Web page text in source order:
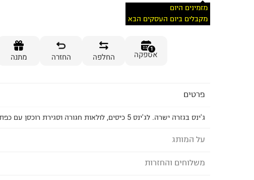
מזמינים היום
מקבלים ביום העסקים הבא
1
אספקה החלפה החזרה מתנה
פרטים
ג'ינס בגזרה ישרה. לג'ינס 5 כיסים, לולאות חגורה וסגירת רוכסן עם כפתור.
על המותג
MANGO - מנגו
משלוחים והחזרות